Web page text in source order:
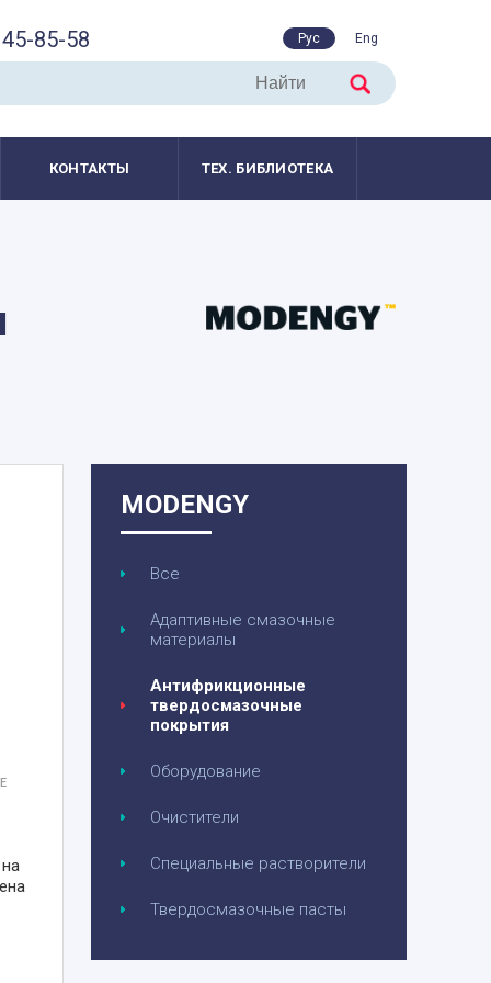
85-58 Рус Eng
КОНТАКТЫ ТЕХ. БИБЛИОТЕКА
MODENGY
Все
Адаптивные смазочные
материалы
Антифрикционные
твердосмазочные
покрытия
Оборудование
Очистители
Специальные растворители
Твердосмазочные пасты